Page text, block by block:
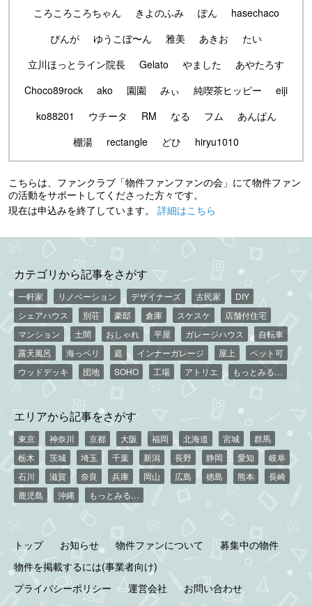
ころころころちゃん
きよのふみ ぽん
hasechaco
ぴんが
ゆうこぼ〜ん 雅美 あきお
たい
立川ほっとライン院長
Gelato やました
あやたろす
Choco89rock
ako 園園 みぃ 純喫茶ヒッピー
eiji
ko88201
ウチータ RM なる フム
あんぱん
棚湯
rectangle どひ hiryu1010
こちらは、ファンクラブ「物件ファンファンの会」にて物件ファン
の活動をサポートしてくださった方々です。
現在は申込みを終了しています。 詳細はこちら
カテゴリから記事をさがす
一軒家 リノベーション デザイナーズ 古民家
DIY
シェアハウス
別荘 豪邸 倉庫 スケスケ
店舗付住宅
マンション
土間 おしゃれ 平屋 ガレージハウス
自転車
露天風呂
海っペリ 庭 インナーガレージ 屋上
ペット可
ウッドデッキ
団地 SOHO 工場 アトリエ もっとみる…
エリアから記事をさがす
東京 神奈川 京都 大阪 福岡 北海道 宮城
群馬
栃木
茨城 埼玉 千葉 新潟 長野 静岡 愛知
岐阜
石川
滋賀 奈良 兵庫 岡山 広島 徳島 熊本
長崎
鹿児島
沖縄 もっとみる…
トップ お知らせ 物件ファンについて
募集中の物件
物件を掲載するには(事業者向け)
プライバシーポリシー
運営会社 お問い合わせ